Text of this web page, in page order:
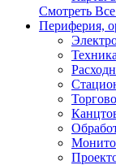
Смотреть
Периферия,